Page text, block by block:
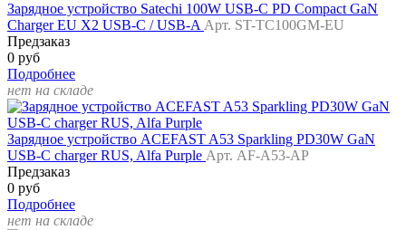
Зарядное устройство Satechi 100W USB-C PD Compact GaN
Charger EU X2 USB-C / USB-AАрт. ST-TC100GM-EU
Предзаказ
0 руб
Подробнее
нет на складе
Зарядное устройство ACEFAST A53 Sparkling PD30W GaN
USB-C charger RUS, Alfa Purple Арт. AF-A53-AP
Предзаказ
0 руб
Подробнее
нет на складе